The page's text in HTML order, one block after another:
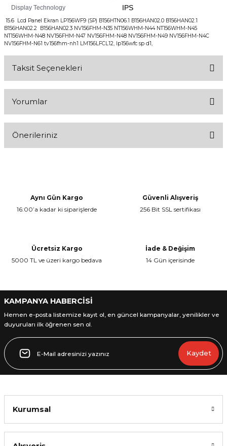
Display Technology IPS
15.6 Lcd Panel Ekran LP156WF9 (SP) B156HTN06.1 B156HAN02.0 B156HAN02.1
B156HAN02.2 B156HAN02.3 NV156FHM-N35 NT156WHM-N44 NT156WHM-N45
NT156WHM-N48 NV156FHM-N47 NV156FHM-N48 NV156FHM-N49 NV156FHM-N4C
NV156FHM-N61 tv156fhm-nh1 LM156LFCL12, lp156wfc sp d1,
Taksit Seçenekleri
Yorumlar
Önerileriniz
Ürün resmi kalitesiz, bozuk veya görüntülenemiyor.
Gönder
Aynı Gün Kargo
16:00’a kadar ki siparişlerde
Güvenli Alışveriş
256 Bit SSL sertifikası
Ücretsiz Kargo
5000 TL ve üzeri kargo bedava
İade & Değişim
14 Gün içerisinde
KAMPANYA HABERCİSİ
Hemen e-posta listemize kayıt ol, en güncel kampanyalar, yenilikler ve
duyuruları ilk öğrenen sen ol.
Kaydet
Kurumsal